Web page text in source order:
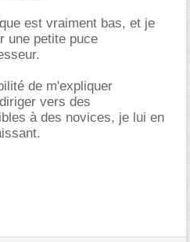
est vraiment bas, et je
une petite puce
de m'expliquer
vers des
à des novices, je lui en